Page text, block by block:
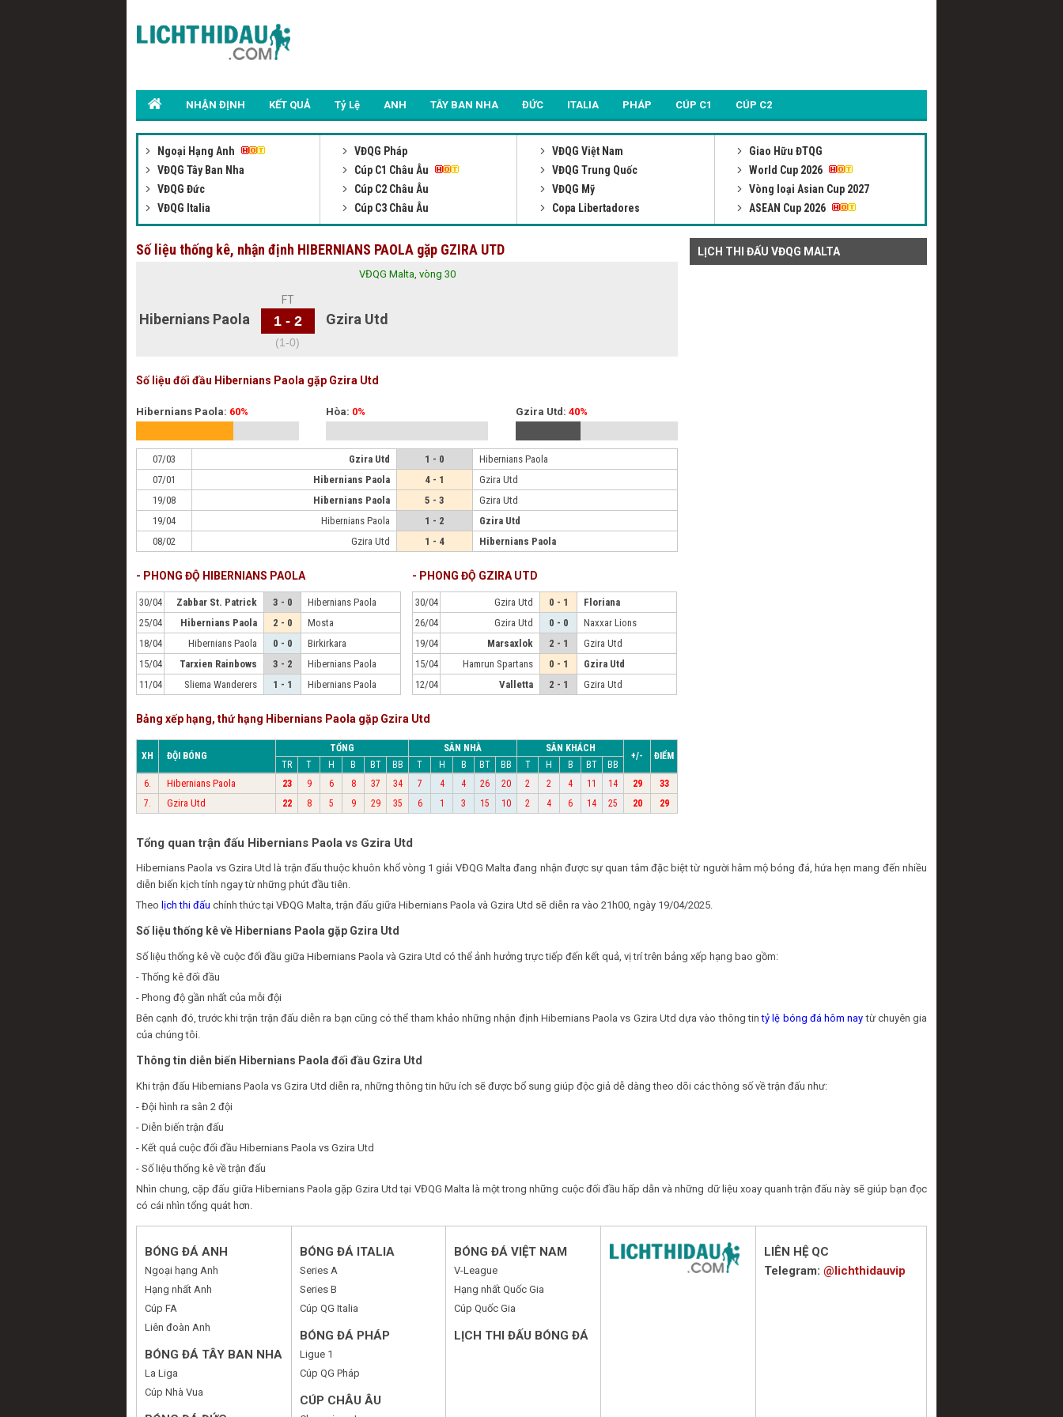
NHẬN ĐỊNH KẾT QUẢ Tỷ Lệ ANH TÂY BAN NHA ĐỨC ITALIA PHÁP CÚP C1 CÚP C2
Ngoại Hạng Anh
VĐQG Tây Ban Nha
VĐQG Đức
VĐQG Italia
VĐQG Pháp
Cúp C1 Châu Âu
Cúp C2 Châu Âu
Cúp C3 Châu Âu
VĐQG Việt Nam
VĐQG Trung Quốc
VĐQG Mỹ
Copa Libertadores
Giao Hữu ĐTQG
World Cup 2026
Vòng loại Asian Cup 2027
ASEAN Cup 2026
Số liệu thống kê, nhận định HIBERNIANS PAOLA gặp GZIRA UTD
VĐQG Malta, vòng 30
Hibernians Paola
FT
1 - 2
(1-0)
Gzira Utd
Số liệu đối đầu Hibernians Paola gặp Gzira Utd
Hibernians Paola: 60% Hòa: 0% Gzira Utd: 40%
07/03 Gzira Utd 1 - 0
Hibernians Paola
07/01
Hibernians Paola 4 - 1
Gzira Utd
19/08
Hibernians Paola 5 - 3
Gzira Utd
19/04
Hibernians Paola 1 - 2
Gzira Utd
08/02
Gzira Utd 1 - 4 Hibernians Paola
- PHONG ĐỘ HIBERNIANS PAOLA
30/04 Zabbar St. Patrick 3 - 0
Hibernians Paola
25/04
Hibernians Paola 2 - 0
Mosta
18/04
Hibernians Paola 0 - 0
Birkirkara
15/04
Tarxien Rainbows 3 - 2
Hibernians Paola
11/04
Sliema Wanderers 1 - 1 Hibernians Paola
- PHONG ĐỘ GZIRA UTD
30/04 Gzira Utd 0 - 1
Floriana
26/04
Gzira Utd 0 - 0
Naxxar Lions
19/04
Marsaxlok 2 - 1
Gzira Utd
15/04
Hamrun Spartans 0 - 1
Gzira Utd
12/04
Valletta 2 - 1 Gzira Utd
Bảng xếp hạng, thứ hạng Hibernians Paola gặp Gzira Utd
XH ĐỘI BÓNG
TỔNG SÂN NHÀ SÂN KHÁCH
+/- ĐIỂM
TR T H B BT BB T H B BT BB T H B BT
BB
6.
Hibernians Paola 23 9 6 8 37 34 7 4 4 26 20 2 2 4 11 14 29
33
7.
Gzira Utd 22 8 5 9 29 35 6 1 3 15 10 2 4 6 14 25 20 29
LỊCH THI ĐẤU VĐQG MALTA
Tổng quan trận đấu Hibernians Paola vs Gzira Utd
Hibernians Paola vs Gzira Utd là trận đấu thuộc khuôn khổ vòng 1 giải VĐQG Malta đang nhận được sự quan tâm đặc biệt từ người hâm mộ bóng đá, hứa hẹn mang đến nhiều
diễn biến kịch tính ngay từ những phút đầu tiên.
Theo lịch thi đấu chính thức tại VĐQG Malta, trận đấu giữa Hibernians Paola và Gzira Utd sẽ diễn ra vào 21h00, ngày 19/04/2025.
Số liệu thống kê về Hibernians Paola gặp Gzira Utd
Số liệu thống kê về cuộc đối đầu giữa Hibernians Paola và Gzira Utd có thể ảnh hưởng trực tiếp đến kết quả, vị trí trên bảng xếp hạng bao gồm:
- Thống kê đối đầu
- Phong độ gần nhất của mỗi đội
Bên cạnh đó, trước khi trận trận đấu diễn ra bạn cũng có thể tham khảo những nhận định Hibernians Paola vs Gzira Utd dựa vào thông tintỷ lệ bóng đá hôm nay từ chuyên gia
của chúng tôi.
Thông tin diễn biến Hibernians Paola đối đầu Gzira Utd
Khi trận đấu Hibernians Paola vs Gzira Utd diễn ra, những thông tin hữu ích sẽ được bổ sung giúp độc giả dễ dàng theo dõi các thông số về trận đấu như:
- Đội hình ra sân 2 đội
- Diễn biến trận đấu
- Kết quả cuộc đối đầu Hibernians Paola vs Gzira Utd
- Số liệu thống kê về trận đấu
Nhìn chung, cặp đấu giữa Hibernians Paola gặp Gzira Utd tại VĐQG Malta là một trong những cuộc đối đầu hấp dẫn và những dữ liệu xoay quanh trận đấu này sẽ giúp bạn đọc
có cái nhìn tổng quát hơn.
BÓNG ĐÁ ANH
Ngoại hạng Anh
Hạng nhất Anh
Cúp FA
Liên đoàn Anh
BÓNG ĐÁ TÂY BAN NHA
La Liga
Cúp Nhà Vua
BÓNG ĐÁ ITALIA
Series A
Series B
Cúp QG Italia
BÓNG ĐÁ PHÁP
Ligue 1
Cúp QG Pháp
CÚP CHÂU ÂU
BÓNG ĐÁ VIỆT NAM
V-League
Hạng nhất Quốc Gia
Cúp Quốc Gia
LỊCH THI ĐẤU BÓNG ĐÁ
LIÊN HỆ QC
Telegram: @lichthidauvip